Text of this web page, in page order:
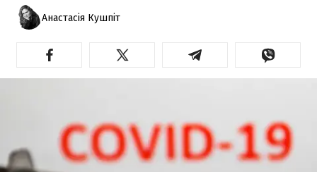
Анастасія Кушпіт